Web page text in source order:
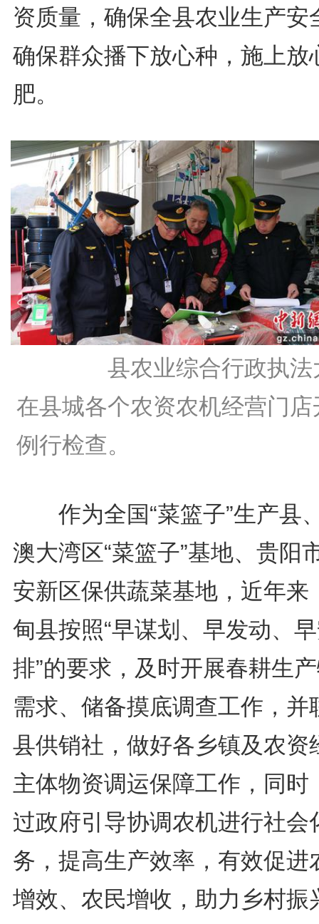
资质量，确保全县农业生产安
确保群众播下放心种，施上放
肥。
县农业综合行政执法
在县城各个农资农机经营门店
例行检查。
作为全国“菜篮子”生产县
澳大湾区“菜篮子”基地、贵阳
安新区保供蔬菜基地，近年来
甸县按照“早谋划、早发动、
排”的要求，及时开展春耕生
需求、储备摸底调查工作，并
县供销社，做好各乡镇及农资
主体物资调运保障工作，同时
过政府引导协调农机进行社会
务，提高生产效率，有效促进
增效、农民增收，助力乡村振